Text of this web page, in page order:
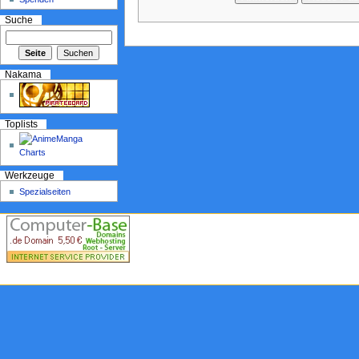
Suche
Nakama
Toplists
Werkzeuge
Spezialseiten